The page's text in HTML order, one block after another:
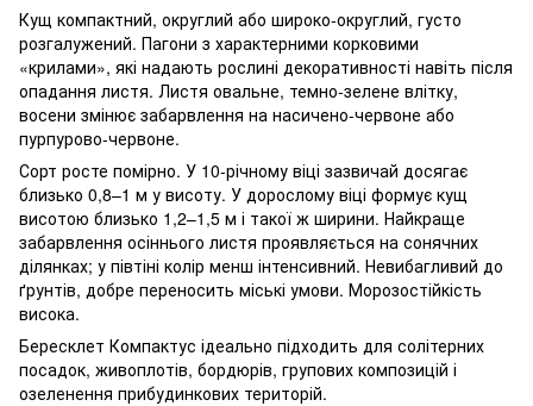
Кущ компактний, округлий або широко-округлий, густо
розгалужений. Пагони з характерними корковими
«крилами», які надають рослині декоративності навіть після
опадання листя. Листя овальне, темно-зелене влітку,
восени змінює забарвлення на насичено-червоне або
пурпурово-червоне.
Сорт росте помірно. У 10-річному віці зазвичай досягає
близько 0,8–1 м у висоту. У дорослому віці формує кущ
висотою близько 1,2–1,5 м і такої ж ширини. Найкраще
забарвлення осіннього листя проявляється на сонячних
ділянках; у півтіні колір менш інтенсивний. Невибагливий до
ґрунтів, добре переносить міські умови. Морозостійкість
висока.
Бересклет Компактус ідеально підходить для солітерних
посадок, живоплотів, бордюрів, групових композицій і
озеленення прибудинкових територій.